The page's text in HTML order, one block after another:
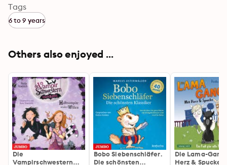
Tags
6 to 9 years
Others also enjoyed ...
Die
Vampirschwestern
Bobo Siebenschläfer.
Die schönsten
Die Lama-
Herz & Spucke -